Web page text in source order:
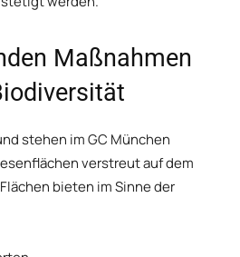
Maßnahmen
stehen im GC München
verstreut auf dem
bieten im Sinne der